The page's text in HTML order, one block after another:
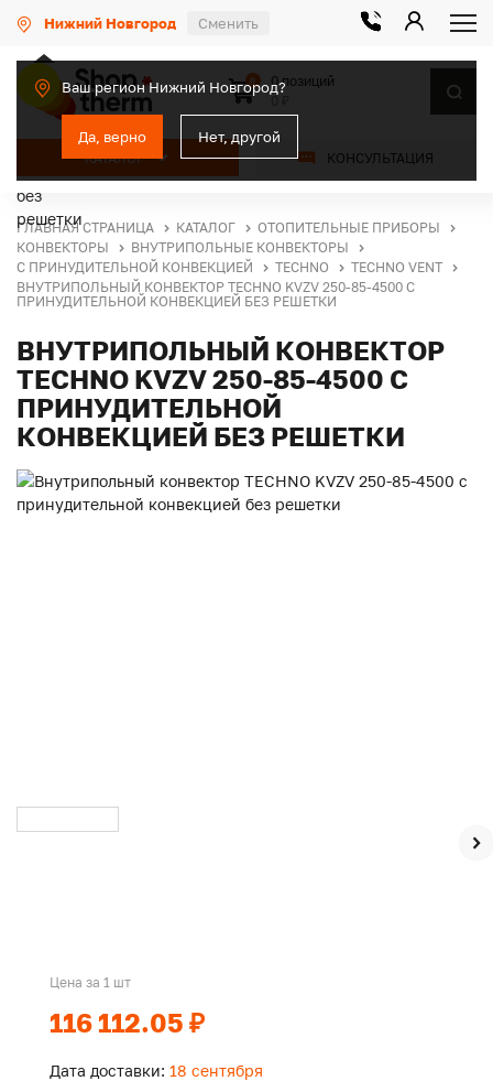
Нижний Новгород Сменить
Ваш регион Нижний Новгород?
Да, верно Нет, другой
КАТАЛОГ КОНСУЛЬТАЦИЯ
0
0 позиций
ГЛАВНАЯ СТРАНИЦА КАТАЛОГ
ОТОПИТЕЛЬНЫЕ ПРИБОРЫ
КОНВЕКТОРЫ
ВНУТРИПОЛЬНЫЕ КОНВЕКТОРЫ
С ПРИНУДИТЕЛЬНОЙ КОНВЕКЦИЕЙ
TECHNO
TECHNO VENT
ВНУТРИПОЛЬНЫЙ КОНВЕКТОР TECHNO KVZV 250-85-4500 С
ПРИНУДИТЕЛЬНОЙ КОНВЕКЦИЕЙ БЕЗ РЕШЕТКИ
ВНУТРИПОЛЬНЫЙ КОНВЕКТОР
TECHNO KVZV 250-85-4500 С
ПРИНУДИТЕЛЬНОЙ
КОНВЕКЦИЕЙ БЕЗ РЕШЕТКИ
Цена за 1 шт
116 112.05 ₽
Дата доставки: 18 сентября